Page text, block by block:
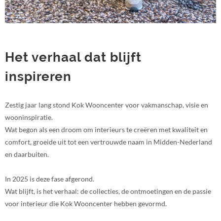
Het verhaal dat blijft
inspireren
Zestig jaar lang stond Kok Wooncenter voor vakmanschap, visie en
wooninspiratie.
Wat begon als een droom om interieurs te creëren met kwaliteit en
comfort, groeide uit tot een vertrouwde naam in Midden-Nederland
en daarbuiten.
In 2025 is deze fase afgerond.
Wat blijft, is het verhaal: de collecties, de ontmoetingen en de passie
voor interieur die Kok Wooncenter hebben gevormd.